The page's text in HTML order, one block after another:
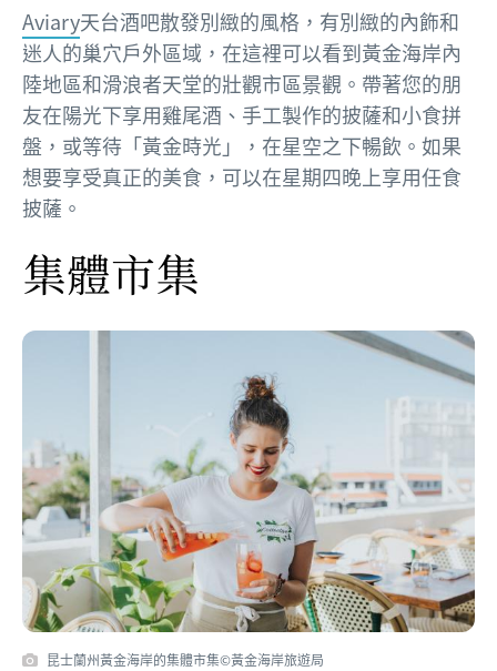
Aviary天台酒吧散發別緻的風格，有別緻的內飾和
迷人的巢穴戶外區域，在這裡可以看到黃金海岸內
陸地區和滑浪者天堂的壯觀市區景觀。帶著您的朋
友在陽光下享用雞尾酒、手工製作的披薩和小食拼
盤，或等待「黃金時光」，在星空之下暢飲。如果
想要享受真正的美食，可以在星期四晚上享用任食
披薩。
集體市集
昆士蘭州黃金海岸的集體市集©黃金海岸旅遊局